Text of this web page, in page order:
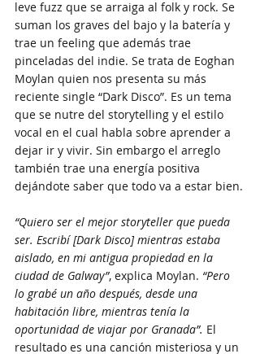
leve fuzz que se arraiga al folk y rock. Se
suman los graves del bajo y la batería y
trae un feeling que además trae
pinceladas del indie. Se trata de Eoghan
Moylan quien nos presenta su más
reciente single “Dark Disco”. Es un tema
que se nutre del storytelling y el estilo
vocal en el cual habla sobre aprender a
dejar ir y vivir. Sin embargo el arreglo
también trae una energía positiva
dejándote saber que todo va a estar bien.
“Quiero ser el mejor storyteller que pueda
ser. Escribí [Dark Disco] mientras estaba
aislado, en mi antigua propiedad en la
ciudad de Galway”, explica Moylan. “Pero
lo grabé un año después, desde una
habitación libre, mientras tenía la
oportunidad de viajar por Granada”. El
resultado es una canción misteriosa y un